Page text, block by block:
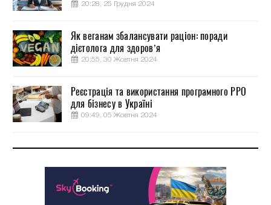
20:28, 25 Грудня 2024
Як веганам збалансувати раціон: поради
дієтолога для здоров’я
20:55, 30 Жовтня 2024
Реєстрація та використання програмного РРО
для бізнесу в Україні
09:49, 05 Жовтня 2024